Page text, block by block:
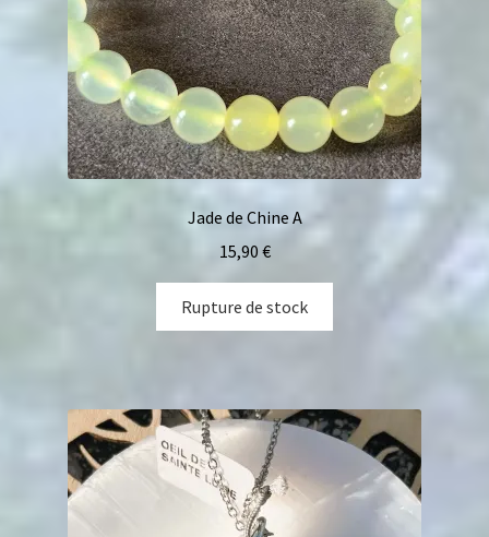
Jade de Chine A
15,90 €
Rupture de stock